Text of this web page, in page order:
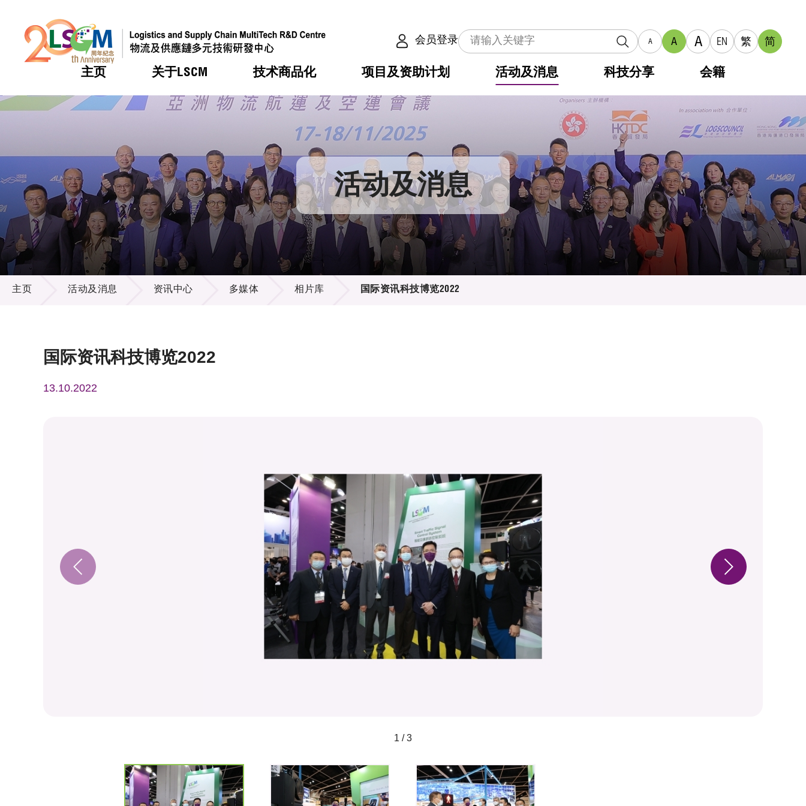
会员登录 A A A EN 繁 简
主页 关于LSCM
热门 机构简介
组织架构
组织架构
董事局
研究顾问
招标通告
技术商品化
热门 服务
可获授权之技术
应用于公共服务之创新技术
重点项目
项目及资助计划
热门 合作计划
资助计划
资助计划
税务优惠
申请
评审
征求研发项目计划书
项目资料库
活动及消息
热门 活动
奖项
新闻中心
媒体报导
新闻稿
资讯中心
多媒体
出版刊物
科技分享 会籍
热门 会籍及服务
会员列表
会员登入 活动及消息
活动及消息
主页 活动及消息 资讯中心 多媒体 相片库 国际资讯科技博览2022
国际资讯科技博览2022
13.10.2022
1 / 3